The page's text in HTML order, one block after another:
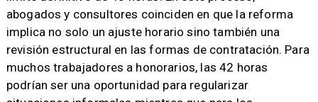
abogados y consultores coinciden en que la reforma
implica no solo un ajuste horario sino también una
revisión estructural en las formas de contratación. Para
muchos trabajadores a honorarios, las 42 horas
podrían ser una oportunidad para regularizar